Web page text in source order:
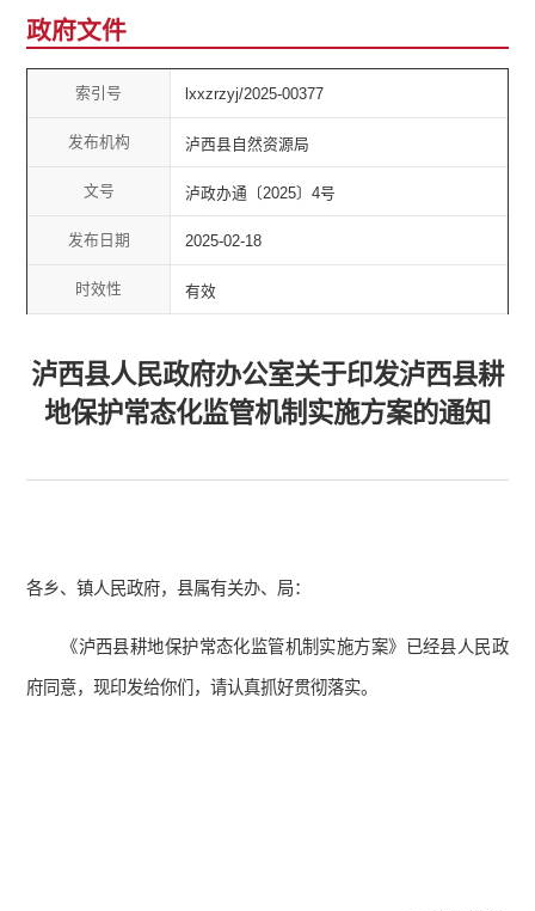
政府文件
索引号 lxxzrzyj/2025-00377
发布机构 泸西县自然资源局
文号 泸政办通〔2025〕4号
发布日期 2025-02-18
时效性 有效
泸西县人民政府办公室关于印发泸西县耕
地保护常态化监管机制实施方案的通知
各乡、镇人民政府，县属有关办、局：
《泸西县耕地保护常态化监管机制实施方案》已经县人民政
府同意，现印发给你们，请认真抓好贯彻落实。